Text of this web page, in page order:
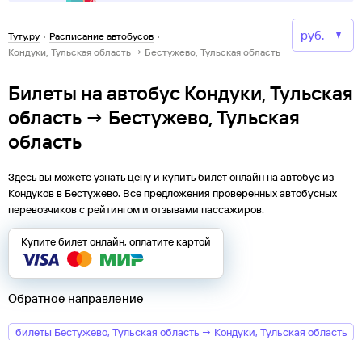
Туту.ру · Расписание автобусов ·
Кондуки, Тульская область → Бестужево, Тульская область
Билеты на автобус Кондуки, Тульская
область → Бестужево, Тульская
область
Здесь вы можете узнать цену и купить билет онлайн на автобус из
Кондуковв Бестужево. Все предложения проверенных автобусных
перевозчиков с рейтингом и отзывами пассажиров.
Купите билет онлайн, оплатите картой
Обратное направление
билеты Бестужево, Тульская область → Кондуки, Тульская область